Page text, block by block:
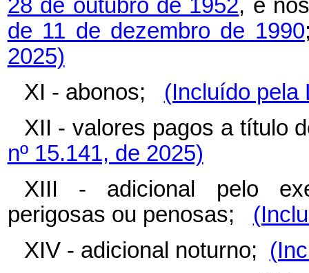
28 de outubro de 1952, e
de 11 de dezembro de 1990
2025)
XI - abonos; (Incluído pela
XII - valores pagos a título
nº 15.141, de 2025)
XIII - adicional pelo
perigosas ou penosas;
XIV - adicional noturno;